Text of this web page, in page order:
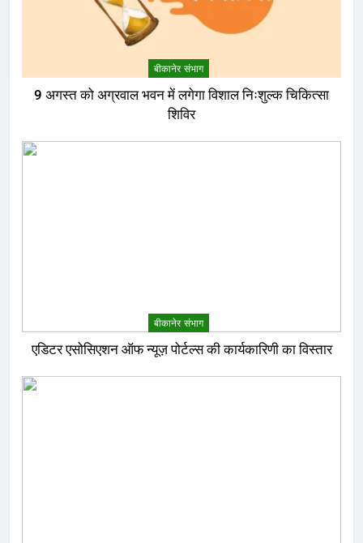
बीकानेर संभाग
9 अगस्त को अग्रवाल भवन में लगेगा विशाल निःशुल्क चिकित्सा
शिविर
बीकानेर संभाग
एडिटर एसोसिएशन ऑफ न्यूज़ पोर्टल्स की कार्यकारिणी का विस्तार